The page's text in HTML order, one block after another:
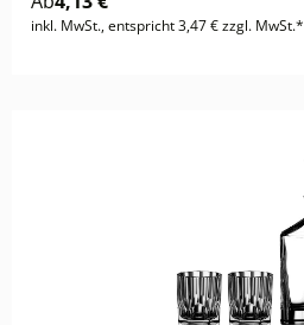
inkl. MwSt., entspricht 3,47 € zzgl. MwSt.*